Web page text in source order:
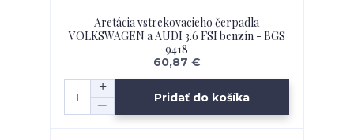
Aretácia vstrekovacieho čerpadla
VOLKSWAGEN a AUDI 3.6 FSI benzín - BGS
9418
60,87 €
Pridať do košíka